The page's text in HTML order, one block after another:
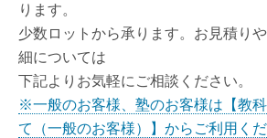
ります。
少数ロットから承ります。お見積り
細については
下記よりお気軽にご相談ください。
※一般のお客様、塾のお客様は【教
て（一般のお客様）】からご利用く